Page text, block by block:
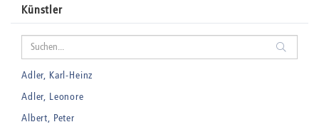
Künstler
Adler, Karl-Heinz
Adler, Leonore
Albert, Peter